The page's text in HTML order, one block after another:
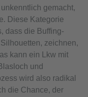
gemacht,
Diese Kategorie
dass die Buffing-
zeichnen,
kann ein Lkw mit
und
wird also radikal
die Chance, der